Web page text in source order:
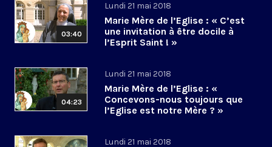
03:40
Lundi 21 mai 2018
Marie Mère de l’Eglise : « C’est
une invitation à être docile à
l’Esprit Saint ! »
04:23
Lundi 21 mai 2018
Marie Mère de l’Eglise : «
Concevons-nous toujours que
l’Eglise est notre Mère ? »
Lundi 21 mai 2018